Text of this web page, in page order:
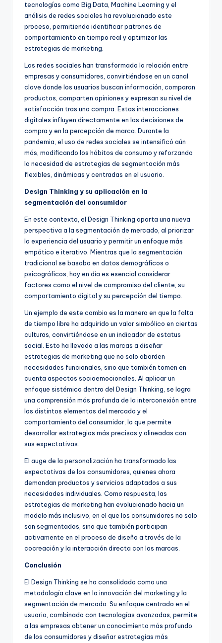
tecnologías como Big Data, Machine Learning y el
análisis de redes sociales ha revolucionado este
proceso, permitiendo identificar patrones de
comportamiento en tiempo real y optimizar las
estrategias de marketing.
Las redes sociales han transformado la relación entre
empresas y consumidores, convirtiéndose en un canal
clave donde los usuarios buscan información, comparan
productos, comparten opiniones y expresan su nivel de
satisfacción tras una compra. Estas interacciones
digitales influyen directamente en las decisiones de
compra y en la percepción de marca. Durante la
pandemia, el uso de redes sociales se intensificó aún
más, modificando los hábitos de consumo y reforzando
la necesidad de estrategias de segmentación más
flexibles, dinámicas y centradas en el usuario.
Design Thinking y su aplicación en la
segmentación del consumidor
En este contexto, el Design Thinking aporta una nueva
perspectiva a la segmentación de mercado, al priorizar
la experiencia del usuario y permitir un enfoque más
empático e iterativo. Mientras que la segmentación
tradicional se basaba en datos demográficos o
psicográficos, hoy en día es esencial considerar
factores como el nivel de compromiso del cliente, su
comportamiento digital y su percepción del tiempo.
Un ejemplo de este cambio es la manera en que la falta
de tiempo libre ha adquirido un valor simbólico en ciertas
culturas, convirtiéndose en un indicador de estatus
social. Esto ha llevado a las marcas a diseñar
estrategias de marketing que no solo aborden
necesidades funcionales, sino que también tomen en
cuenta aspectos socioemocionales. Al aplicar un
enfoque sistémico dentro del Design Thinking, se logra
una comprensión más profunda de la interconexión entre
los distintos elementos del mercado y el
comportamiento del consumidor, lo que permite
desarrollar estrategias más precisas y alineadas con
sus expectativas.
El auge de la personalización ha transformado las
expectativas de los consumidores, quienes ahora
demandan productos y servicios adaptados a sus
necesidades individuales. Como respuesta, las
estrategias de marketing han evolucionado hacia un
modelo más inclusivo, en el que los consumidores no solo
son segmentados, sino que también participan
activamente en el proceso de diseño a través de la
cocreación y la interacción directa con las marcas.
Conclusión
El Design Thinking se ha consolidado como una
metodología clave en la innovación del marketing y la
segmentación de mercado. Su enfoque centrado en el
usuario, combinado con tecnologías avanzadas, permite
a las empresas obtener un conocimiento más profundo
de los consumidores y diseñar estrategias más